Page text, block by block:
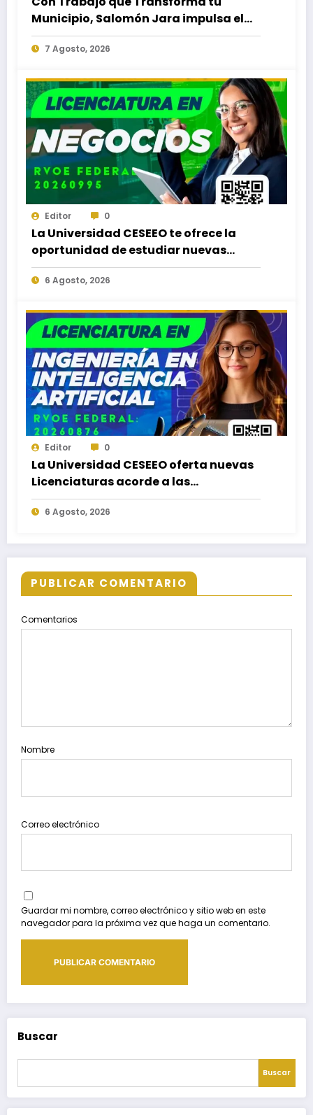
Municipio, Salomón Jara impulsa el
desarrollo de Santiago Minas
7 Agosto, 2026
Editor 0
La Universidad CESEEO te ofrece la
oportunidad de estudiar nuevas
Licenciaturas en los Campus Oaxaca,
Puerto Escondido, Ixtepec y en la
6 Agosto, 2026
Editor 0
La Universidad CESEEO oferta nuevas
Licenciaturas acorde a las
necesidades educativas de los
egresados de escuelas del nivel medio
6 Agosto, 2026
PUBLICAR COMENTARIO
Comentarios
Nombre
Correo electrónico
Guardar mi nombre, correo electrónico y sitio web en este
navegador para la próxima vez que haga un comentario.
Buscar
Buscar